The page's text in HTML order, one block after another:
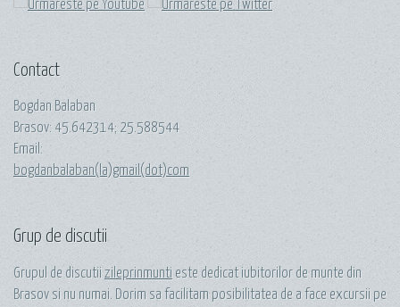
Contact
Bogdan Balaban
Brasov: 45.642314; 25.588544
Email:
bogdanbalaban(la)gmail(dot)com
Grup de discutii
Grupul de discutii zileprinmunti este dedicat iubitorilor de munte din
Brasov si nu numai. Dorim sa facilitam posibilitatea de a face excursii pe